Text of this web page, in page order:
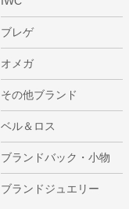
ブレゲ
オメガ
その他ブランド
ベル＆ロス
ブランドバック・小物
ブランドジュエリー